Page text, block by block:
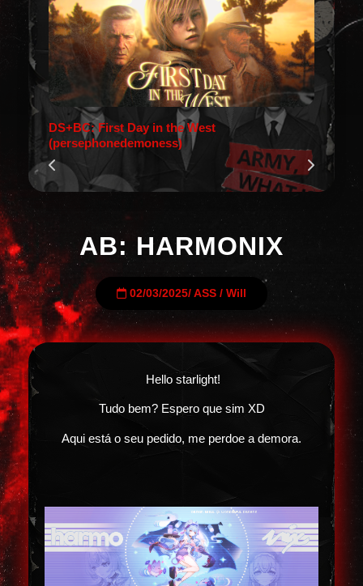
DS+BC: First Day in the West
(persephonedemoness)
AB: HARMONIX
02/03/2025/ ASS / Will
Hello starlight!
Tudo bem? Espero que sim XD
Aqui está o seu pedido, me perdoe a demora.